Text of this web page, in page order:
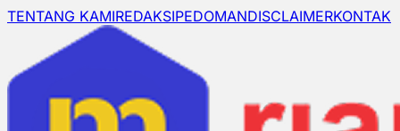
TENTANG KAMIREDAKSIPEDOMANDISCLAIMERKONTAK